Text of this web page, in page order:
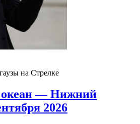
на Стрелке
океан — Нижний
2026